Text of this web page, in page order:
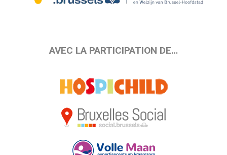
AVEC LA PARTICIPATION DE…